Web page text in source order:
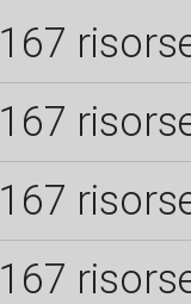
167
167
167
167